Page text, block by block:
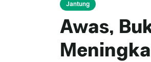
Jantung
Awas,